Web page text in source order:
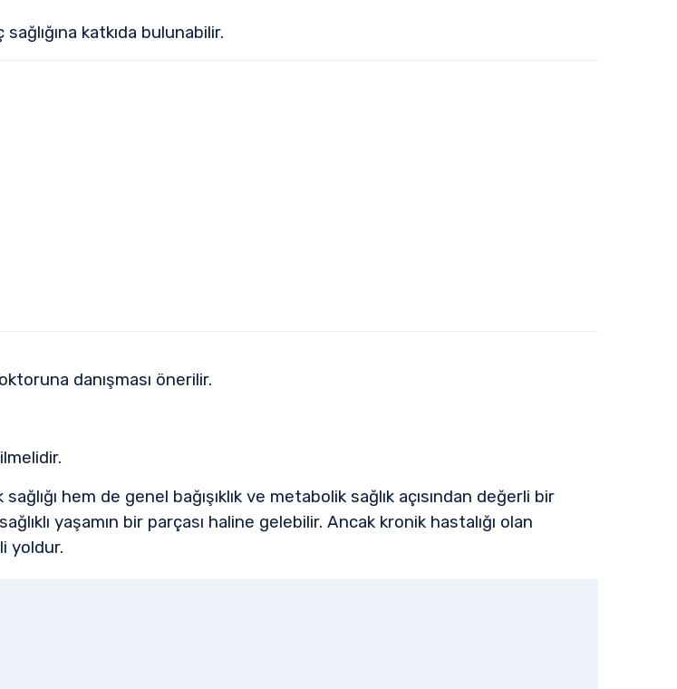
katkıda bulunabilir.
danışması önerilir.
hem de genel bağışıklık ve metabolik sağlık açısından değerli bir
yaşamın bir parçası haline gelebilir. Ancak kronik hastalığı olan
yoldur.